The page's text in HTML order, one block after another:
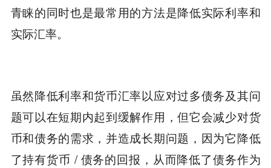
青睐的同时也是最常用的方法是降低实际利率和
实际汇率。
虽然降低利率和货币汇率以应对过多债务及其问
题可以在短期内起到缓解作用，但它会减少对货
币和债务的需求，并造成长期问题，因为它降低
了持有货币 / 债务的回报，从而降低了债务作为